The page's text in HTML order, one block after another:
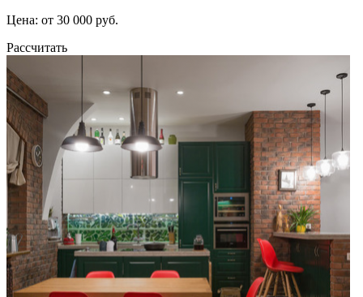
Цена: от 30 000 руб.
Рассчитать